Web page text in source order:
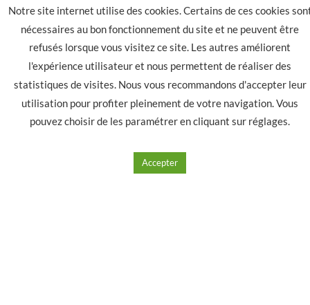
BLUNT SANS TABAC SANTA CLAUS PARFUM
COLA
1.40€
Ajouter à mes produits favoris
Notre site internet utilise des cookies. Certains de ces cookies
nécessaires au bon fonctionnement du site et ne peuvent être
refusés lorsque vous visitez ce site. Les autres améliorent
l'expérience utilisateur et nous permettent de réaliser des
statistiques de visites. Nous vous recommandons d'accepter leur
utilisation pour profiter pleinement de votre navigation. Vous
pouvez choisir de les paramétrer en cliquant sur réglages.
Accepter